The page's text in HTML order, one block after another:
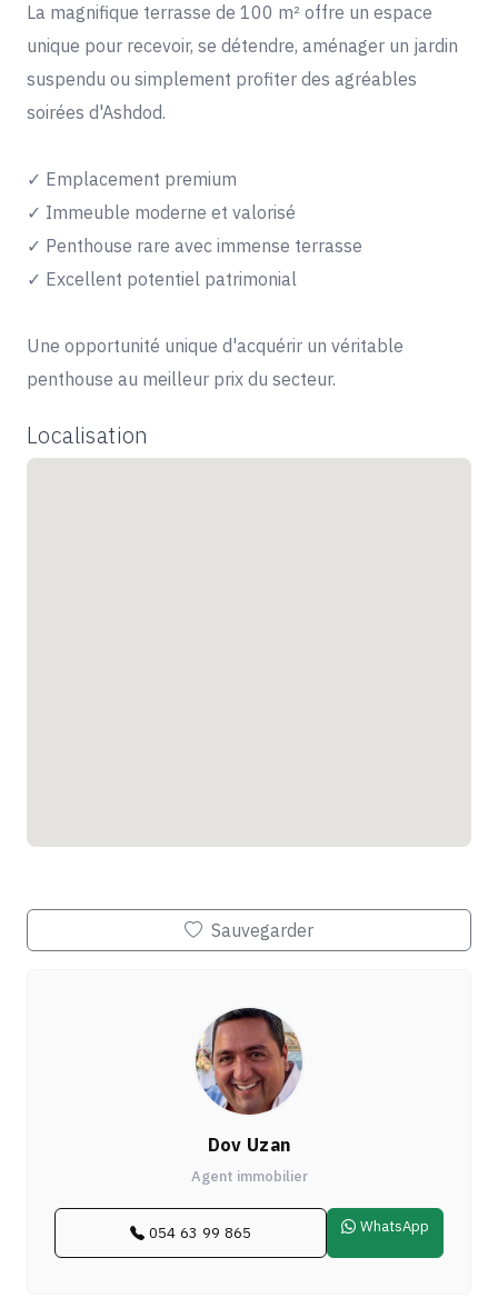
La magnifique terrasse de 100 m² offre un espace
unique pour recevoir, se détendre, aménager un jardin
suspendu ou simplement profiter des agréables
soirées d'Ashdod.
✓ Emplacement premium
✓ Immeuble moderne et valorisé
✓ Penthouse rare avec immense terrasse
✓ Excellent potentiel patrimonial
Une opportunité unique d'acquérir un véritable
penthouse au meilleur prix du secteur.
Localisation
Sauvegarder
Dov Uzan
Agent immobilier
054 63 99 865 WhatsApp